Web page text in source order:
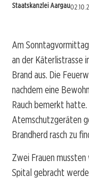
Staatskanzlei Aargau
Am
an der Käterlistrasse
Brand aus. Die
nachdem eine
Rauch bemerkt
Atemschutzgeräten
Brandherd rasch zu
Zwei Frauen
Spital gebracht